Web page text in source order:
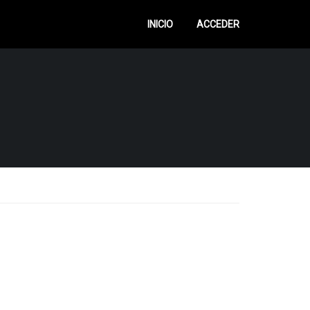
INICIO ACCEDER